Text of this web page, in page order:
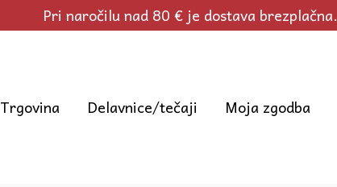
Pri naročilu nad 80 € je dostava brezplačna.
Trgovina Delavnice/tečaji Moja zgodba